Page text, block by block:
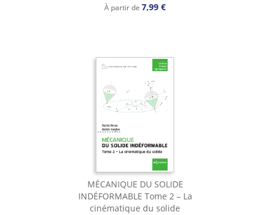
À partir de 7,99 €
MÉCANIQUE DU SOLIDE
INDÉFORMABLE Tome 2 – La
cinématique du solide